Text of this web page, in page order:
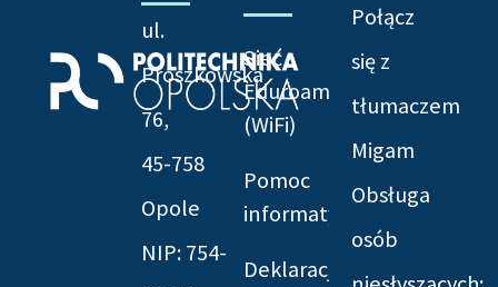
ul.
Prószkowska
76,
45-758
Opole
NIP: 754-
Sieć
Eduroam
(WiFi)
Pomoc
informatyczna
Deklaracja
Połącz
się z
tłumaczem
Migam
Obsługa
osób